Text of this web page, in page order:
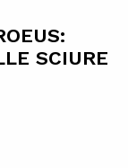
SCIURE